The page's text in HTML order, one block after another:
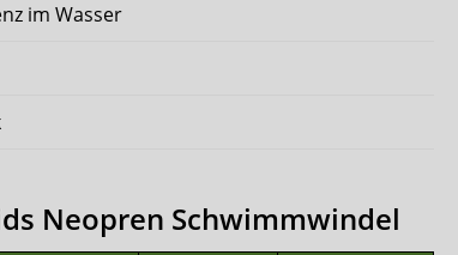
im Wasser
Neopren Schwimmwindel